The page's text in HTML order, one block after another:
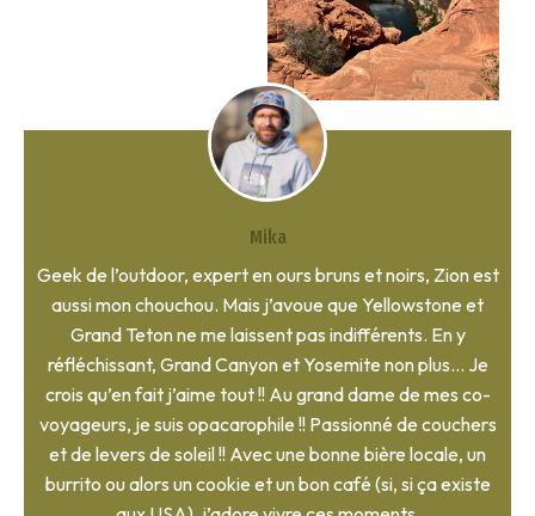
Mika
Geek de l’outdoor, expert en ours bruns et noirs, Zion est
aussi mon chouchou. Mais j’avoue que Yellowstone et
Grand Teton ne me laissent pas indifférents. En y
réfléchissant, Grand Canyon et Yosemite non plus… Je
crois qu’en fait j’aime tout !! Au grand dame de mes co-
voyageurs, je suis opacarophile !! Passionné de couchers
et de levers de soleil !! Avec une bonne bière locale, un
burrito ou alors un cookie et un bon café (si, si ça existe